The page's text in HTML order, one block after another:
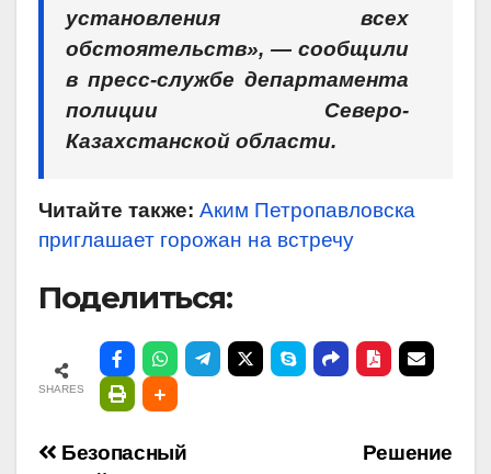
установления всех
обстоятельств», — сообщили
в пресс-службе департамента
полиции Северо-
Казахстанской области.
Читайте также: Аким Петропавловска
приглашает горожан на встречу
Поделиться:
SHARES
Навигация
Решение
Безопасный